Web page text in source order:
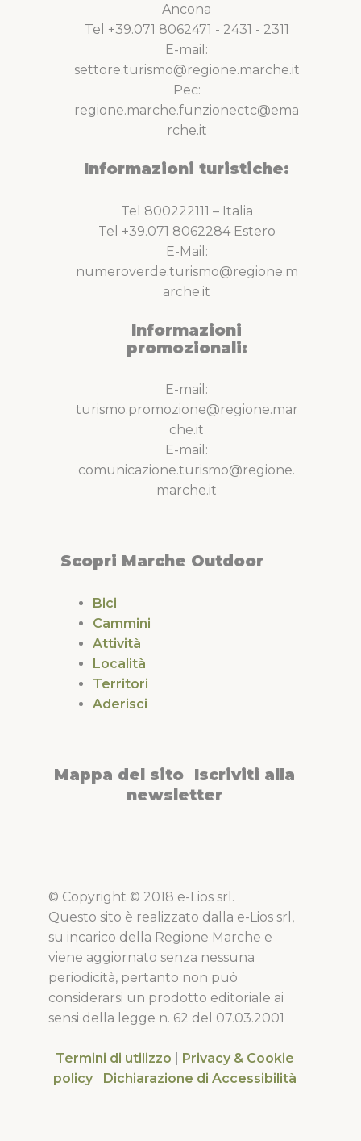
Ancona
Tel +39.071 8062471 - 2431 - 2311
E-mail:
settore.turismo@regione.marche.it
Pec:
regione.marche.funzionectc@ema
rche.it
Informazioni turistiche:
Tel 800222111 – Italia
Tel +39.071 8062284 Estero
E-Mail:
numeroverde.turismo@regione.m
arche.it
Informazioni
promozionali:
E-mail:
turismo.promozione@regione.mar
che.it
E-mail:
comunicazione.turismo@regione.
marche.it
Scopri Marche Outdoor
Bici
Cammini
Attività
Località
Territori
Aderisci
Mappa del sito Iscriviti alla
newsletter
© Copyright © 2018 e-Lios srl.
Questo sito è realizzato dalla e-Lios srl,
su incarico della Regione Marche e
viene aggiornato senza nessuna
periodicità, pertanto non può
considerarsi un prodotto editoriale ai
sensi della legge n. 62 del 07.03.2001
Termini di utilizzo
Privacy & Cookie
policy
Dichiarazione di Accessibilità